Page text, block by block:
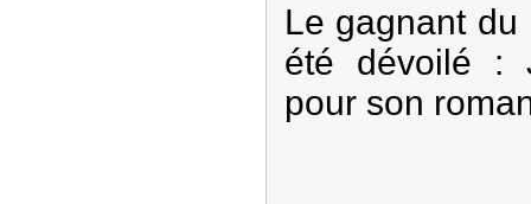
Le gagnant
été dévoilé :
pour son